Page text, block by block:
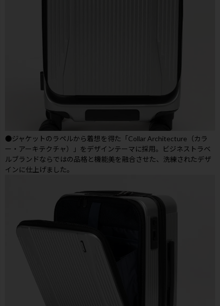
●ジャケットのラペルから着想を得た「Collar Architecture（カラ
ー・アーキテクチャ）」をデザインテーマに採用。ビジネストラベ
ルブランドならではの品格と機能美を融合させた、洗練されたデザ
インに仕上げました。